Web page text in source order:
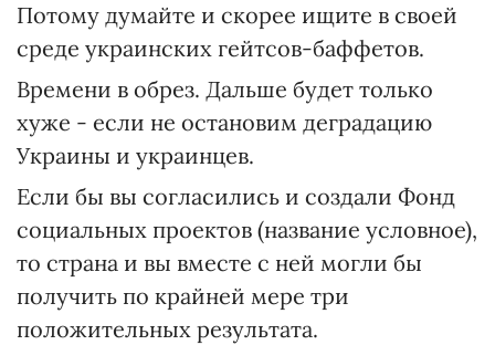
Потому думайте и скорее ищите в своей
среде украинских гейтсов-баффетов.
Времени в обрез. Дальше будет только
хуже - если не остановим деградацию
Украины и украинцев.
Если бы вы согласились и создали Фонд
социальных проектов (название условное),
то страна и вы вместе с ней могли бы
получить по крайней мере три
положительных результата.